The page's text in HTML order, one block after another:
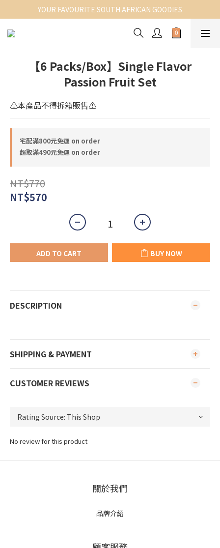
YOUR FAVOURITE SOUTH AFRICAN GOODIES
【6 Packs/Box】Single Flavor
Passion Fruit Set
⚠️本產品不得拆箱販售⚠️
宅配滿800元免運 on order
超取滿490元免運 on order
NT$770
NT$570
ADD TO CART BUY NOW
DESCRIPTION
SHIPPING & PAYMENT
CUSTOMER REVIEWS
No review for this product
關於我們
品牌介紹